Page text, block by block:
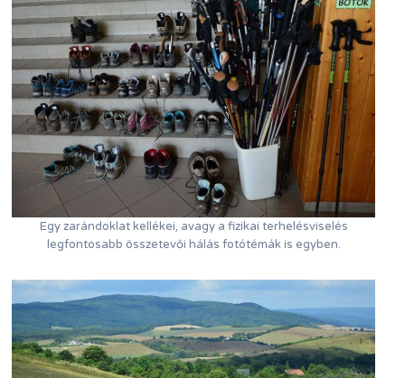
Egy zarándoklat kellékei, avagy a fizikai terhelésviselés
legfontosabb összetevői hálás fotótémák is egyben.